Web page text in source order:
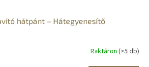
hátpánt – Hátegyenesítő
Raktáron (>5 db)